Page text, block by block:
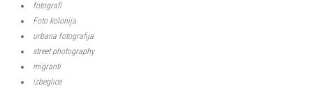
fotografi
Foto kolonija
urbana fotografija
street photography
migranti
izbeglice